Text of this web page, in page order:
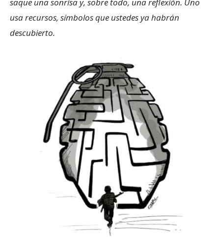
saque una sonrisa y, sobre todo, una reflexión. Uno
usa recursos, símbolos que ustedes ya habrán
descubierto.